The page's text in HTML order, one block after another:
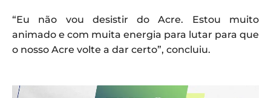
“Eu não vou desistir do Acre. Estou muito
animado e com muita energia para lutar para que
o nosso Acre volte a dar certo”, concluiu.